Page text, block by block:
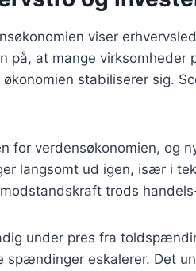
viser
på, at mange
stabiliserer sig.
for verdensøkonomien, og
langsomt ud igen, især i
trods
under pres fra
eskalerer. Det